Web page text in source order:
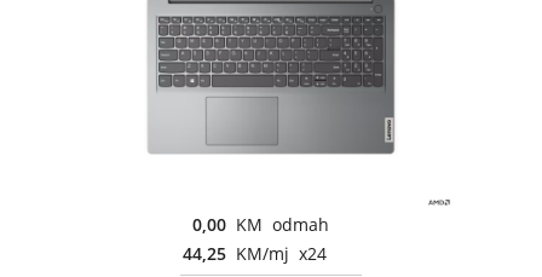
0,00 KM odmah
44,25 KM/mj x24